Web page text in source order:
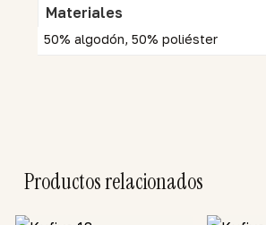
Materiales
50% algodón, 50% poliéster
Productos relacionados